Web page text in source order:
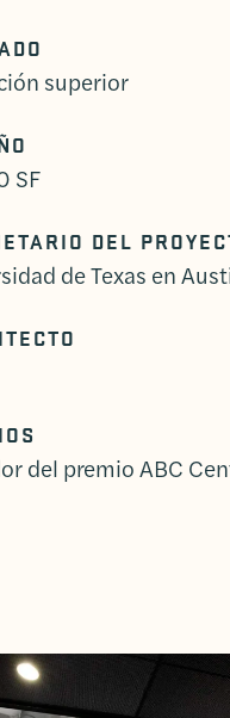
superior
SF
DEL
de Texas en
del premio ABC